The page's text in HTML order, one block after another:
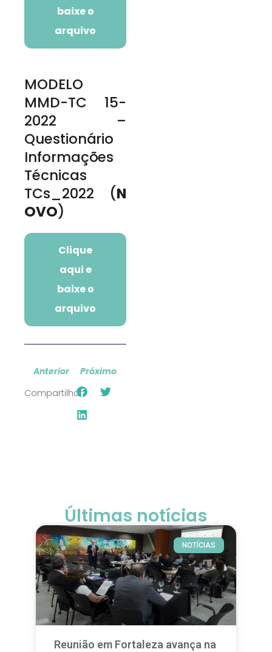
baixe o
arquivo
MODELO
MMD-TC 15-
2022 –
Questionário
Informações
Técnicas
TCs_2022 (N
OVO)
Clique
aqui e
baixe o
arquivo
Anterior
Próximo
Compartilhar:
Últimas notícias
NOTÍCIAS
Reunião em Fortaleza avança na